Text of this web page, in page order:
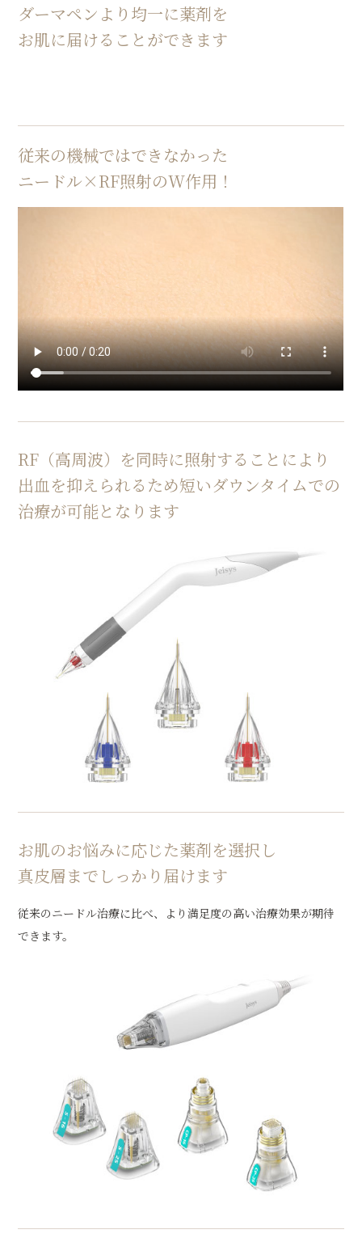
ダーマペンより均一に薬剤を
お肌に届けることができます
従来の機械ではできなかった
ニードル×RF照射のW作用！
RF（高周波）を同時に照射することにより
出血を抑えられるため短いダウンタイムでの
治療が可能となります
お肌のお悩みに応じた薬剤を選択し
真皮層までしっかり届けます
従来のニードル治療に比べ、より満足度の高い治療効果が期待
できます。